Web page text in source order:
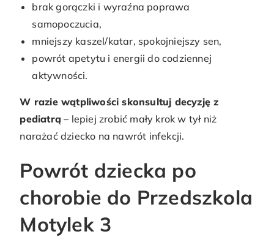
brak gorączki i wyraźna poprawa
samopoczucia,
mniejszy kaszel/katar, spokojniejszy sen,
powrót apetytu i energii do codziennej
aktywności.
W razie wątpliwości skonsultuj decyzję z
pediatrą – lepiej zrobić mały krok w tył niż
narażać dziecko na nawrót infekcji.
Powrót dziecka po
chorobie do Przedszkola
Motylek 3